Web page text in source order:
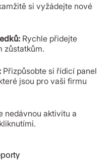
si vyžádejte nové
Rychle přidejte
zůstatkům.
Přizpůsobte si řídicí panel
jsou pro vaši firmu
nedávnou aktivitu a